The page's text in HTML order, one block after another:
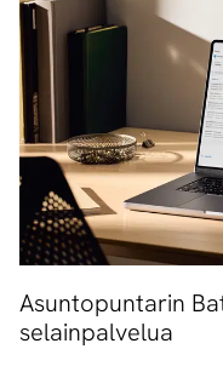
Asuntopuntarin
selainpalvelua